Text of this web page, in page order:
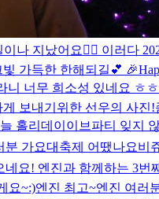
나 지났어요😵‍💫 이러다
가득한 한해되길💕
니 너무 희소성 있네요 ㅎ
보내기위한 선우의 사진!
홀리데이이브파티 잊지
분 가요대축제 어땠나요비
네요! 엔진과 함께하는 3번
요~:)엔진 최고~엔진 여러